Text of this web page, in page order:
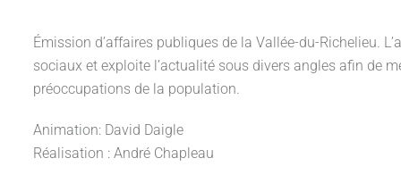
Émission d’affaires publiques de la Vallée-du-Richelieu.
sociaux et exploite l’actualité sous divers angles afin de
préoccupations de la population.
Animation: David Daigle
Réalisation : André Chapleau